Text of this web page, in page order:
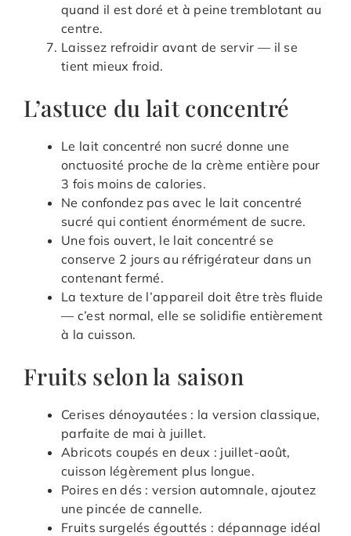
quand il est doré et à peine tremblotant au
centre.
Laissez refroidir avant de servir — il se
tient mieux froid.
L’astuce du lait concentré
Le lait concentré non sucré donne une
onctuosité proche de la crème entière pour
3 fois moins de calories.
Ne confondez pas avec le lait concentré
sucré qui contient énormément de sucre.
Une fois ouvert, le lait concentré se
conserve 2 jours au réfrigérateur dans un
contenant fermé.
La texture de l’appareil doit être très fluide
— c’est normal, elle se solidifie entièrement
à la cuisson.
Fruits selon la saison
Cerises dénoyautées : la version classique,
parfaite de mai à juillet.
Abricots coupés en deux : juillet-août,
cuisson légèrement plus longue.
Poires en dés : version automnale, ajoutez
une pincée de cannelle.
Fruits surgelés égouttés : dépannage idéal